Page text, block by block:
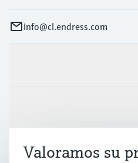
info@cl.endress.com
Soporte
Valoramos su